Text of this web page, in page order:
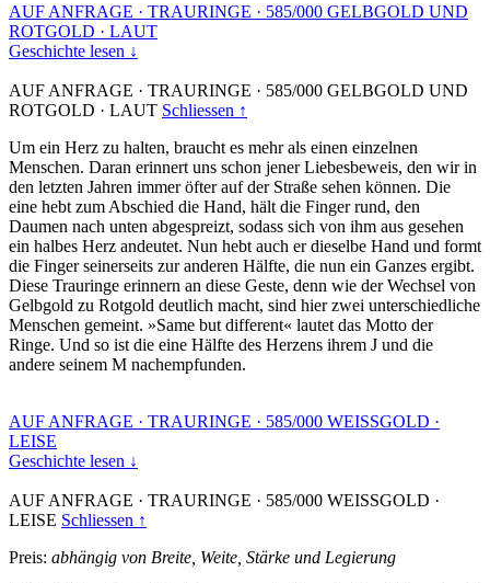
AUF ANFRAGE · TRAURINGE · 585/000 GELBGOLD UND
ROTGOLD · LAUT
Geschichte lesen ↓
AUF ANFRAGE · TRAURINGE · 585/000 GELBGOLD UND
ROTGOLD · LAUT Schliessen ↑
Um ein Herz zu halten, braucht es mehr als einen einzelnen
Menschen. Daran erinnert uns schon jener Liebesbeweis, den wir in
den letzten Jahren immer öfter auf der Straße sehen können. Die
eine hebt zum Abschied die Hand, hält die Finger rund, den
Daumen nach unten abgespreizt, sodass sich von ihm aus gesehen
ein halbes Herz andeutet. Nun hebt auch er dieselbe Hand und formt
die Finger seinerseits zur anderen Hälfte, die nun ein Ganzes ergibt.
Diese Trauringe erinnern an diese Geste, denn wie der Wechsel von
Gelbgold zu Rotgold deutlich macht, sind hier zwei unterschiedliche
Menschen gemeint. »Same but different« lautet das Motto der
Ringe. Und so ist die eine Hälfte des Herzens ihrem J und die
andere seinem M nachempfunden.
AUF ANFRAGE · TRAURINGE · 585/000 WEISSGOLD ·
LEISE
Geschichte lesen ↓
AUF ANFRAGE · TRAURINGE · 585/000 WEISSGOLD ·
LEISE Schliessen ↑
Preis: abhängig von Breite, Weite, Stärke und Legierung